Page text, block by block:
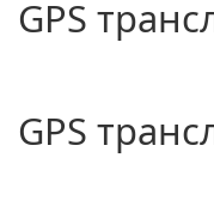
GPS
GPS